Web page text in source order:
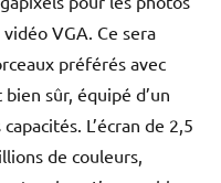
VGA. Ce sera
préférés avec
sûr, équipé d’un
L’écran de 2,5
de couleurs,